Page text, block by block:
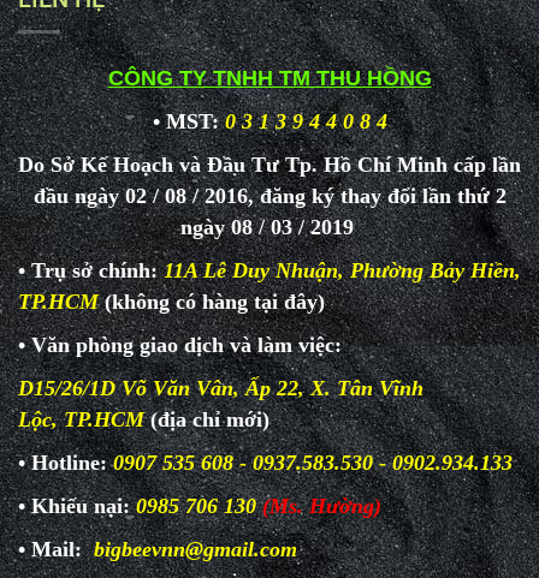
CÔNG TY TNHH TM THU HỒNG
• MST: 0 3 1 3 9 4 4 0 8 4
Do Sở Kế Hoạch và Đầu Tư Tp. Hồ Chí Minh cấp lần
đầu ngày 02 / 08 / 2016, đăng ký thay đổi lần thứ 2
ngày 08 / 03 / 2019
• Trụ sở chính:11A Lê Duy Nhuận, Phường Bảy Hiền,
TP.HCM (không có hàng tại đây)
• Văn phòng giao dịch và làmviệc:
D15/26/1D Võ Văn Vân, Ấp 22, X. Tân Vĩnh
Lộc, TP.HCM(địa chỉ mới)
• Hotline:0907 535 608 - 0937.583.530 - 0902.934.133
• Khiếu nại: 0985 706 130 (Ms. Hường)
• Mail:bigbeevnn@gmail.com